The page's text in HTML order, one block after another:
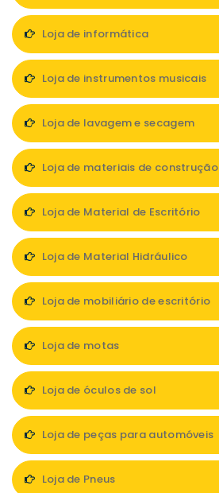
Loja de informática
Loja de instrumentos musicais
Loja de lavagem e secagem
Loja de materiais de construção
Loja de Material de Escritório
Loja de Material Hidráulico
Loja de mobiliário de escritório
Loja de motas
Loja de óculos de sol
Loja de peças para automóveis
Loja de Pneus